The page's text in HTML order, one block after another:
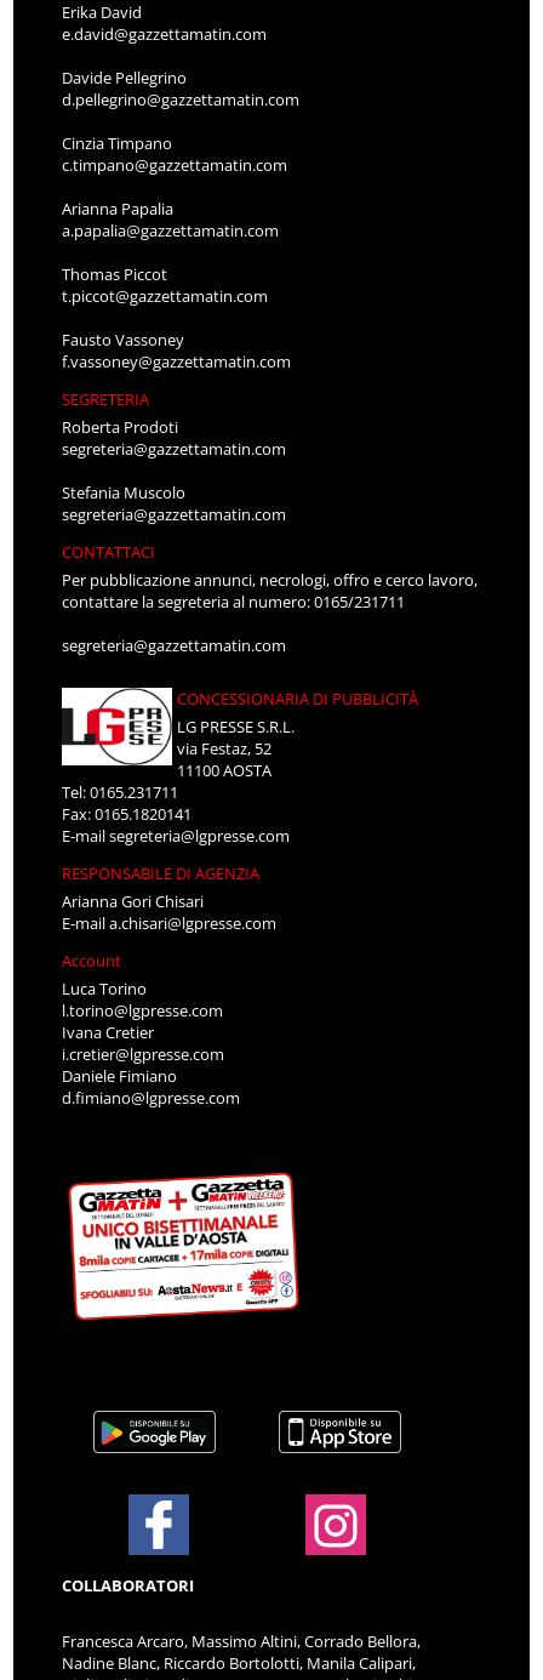
Erika David
e.david@gazzettamatin.com
Davide Pellegrino
d.pellegrino@gazzettamatin.com
Cinzia Timpano
c.timpano@gazzettamatin.com
Arianna Papalia
a.papalia@gazzettamatin.com
Thomas Piccot
t.piccot@gazzettamatin.com
Fausto Vassoney
f.vassoney@gazzettamatin.com
SEGRETERIA
Roberta Prodoti
segreteria@gazzettamatin.com
Stefania Muscolo
segreteria@gazzettamatin.com
CONTATTACI
Per pubblicazione annunci, necrologi, offro e cerco lavoro,
contattare la segreteria al numero: 0165/231711
segreteria@gazzettamatin.com
CONCESSIONARIA DI PUBBLICITÀ
LG PRESSE S.R.L.
via Festaz, 52
11100 AOSTA
Tel: 0165.231711
Fax: 0165.1820141
E-mailsegreteria@lgpresse.com
RESPONSABILE DI AGENZIA
Arianna Gori Chisari
E-maila.chisari@lgpresse.com
Account
Luca Torino
l.torino@lgpresse.com
Ivana Cretier
i.cretier@lgpresse.com
Daniele Fimiano
d.fimiano@lgpresse.com
COLLABORATORI
Francesca Arcaro, Massimo Altini, Corrado Bellora,
Nadine Blanc, Riccardo Bortolotti, Manila Calipari,